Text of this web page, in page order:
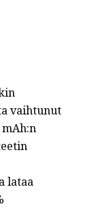
vaihtunut
lataa